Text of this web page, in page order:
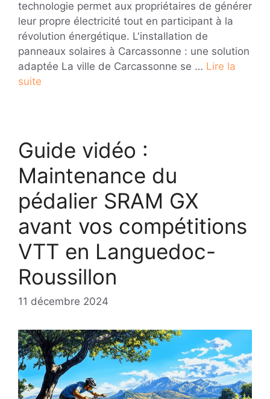
technologie permet aux propriétaires de générer
leur propre électricité tout en participant à la
révolution énergétique. L'installation de
panneaux solaires à Carcassonne : une solution
adaptée La ville de Carcassonne se … Lire la
suite
Guide vidéo :
Maintenance du
pédalier SRAM GX
avant vos compétitions
VTT en Languedoc-
Roussillon
11 décembre 2024